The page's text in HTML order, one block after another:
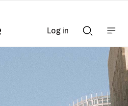
Searchnav
bar
Log in